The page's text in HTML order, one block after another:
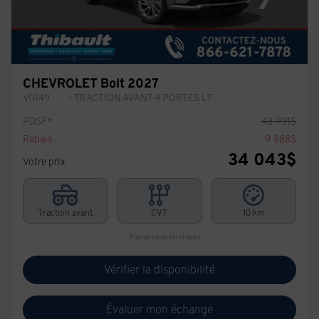
CHEVROLET Bolt 2027
V0149
– TRACTION AVANT 4 PORTES LT
PDSF*
43 931$
Rabais
9 888$
Votre prix
34 043$
Traction avant CVT 10 km
Plus de caractéristiques
Vérifier la disponibilité
Évaluer mon échange